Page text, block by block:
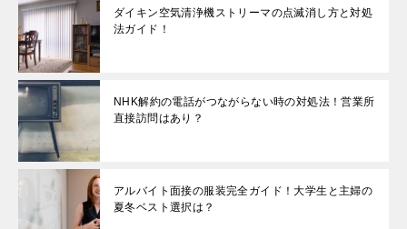
ダイキン空気清浄機ストリーマの点滅消し方と対処
法ガイド！
NHK解約の電話がつながらない時の対処法！営業所
直接訪問はあり？
アルバイト面接の服装完全ガイド！大学生と主婦の
夏冬ベスト選択は？